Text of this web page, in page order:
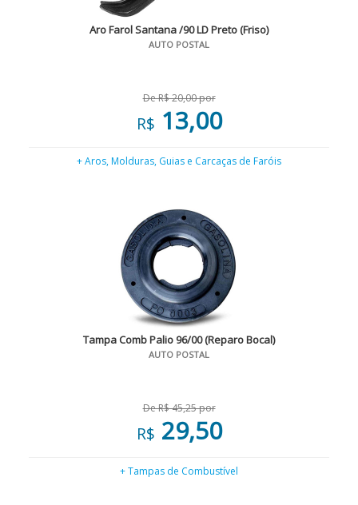
Aro Farol Santana /90 LD Preto (Friso)
AUTO POSTAL
De R$ 20,00 por
R$ 13,00
+ Aros, Molduras, Guias e Carcaças de Faróis
Tampa Comb Palio 96/00 (Reparo Bocal)
AUTO POSTAL
De R$ 45,25 por
R$ 29,50
+ Tampas de Combustível